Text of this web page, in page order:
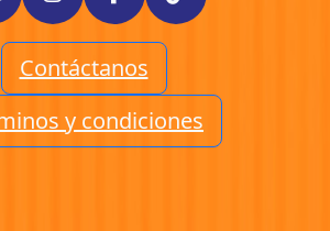
Contáctanos
y condiciones